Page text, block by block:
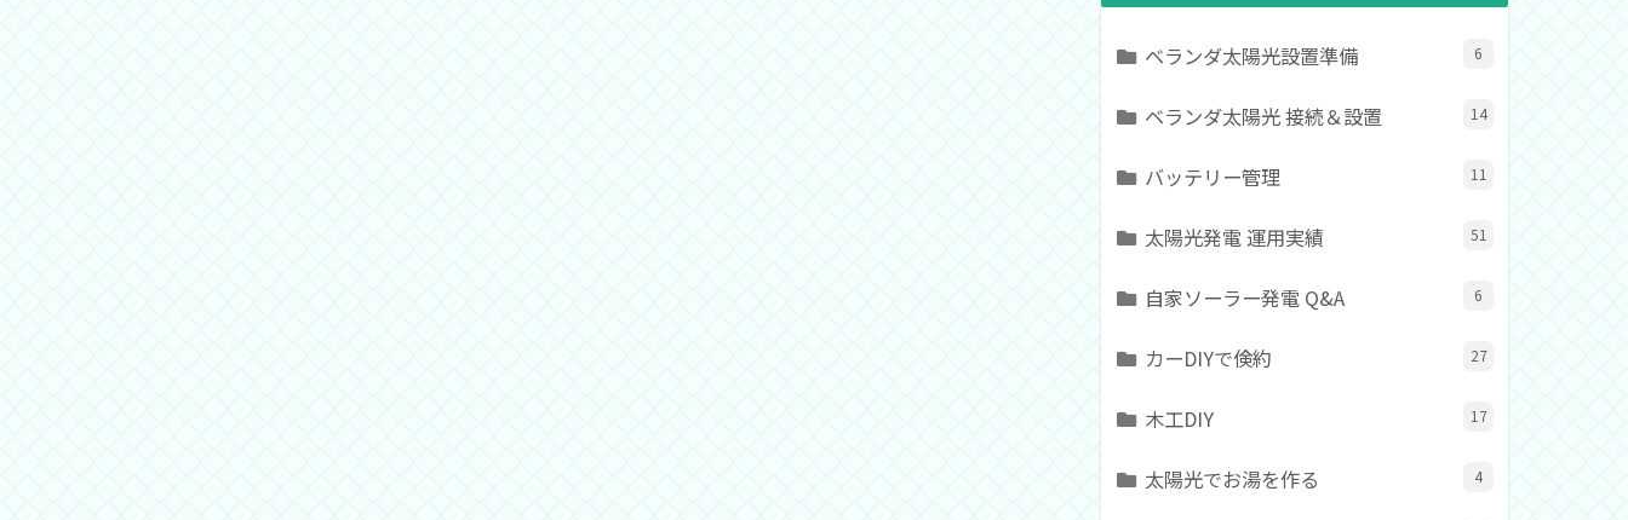
ベランダ太陽光設置準備 6
ベランダ太陽光 接続＆設置 14
バッテリー管理 11
太陽光発電 運用実績 51
自家ソーラー発電 Q&A 6
カーDIYで倹約 27
木工DIY 17
太陽光でお湯を作る 4